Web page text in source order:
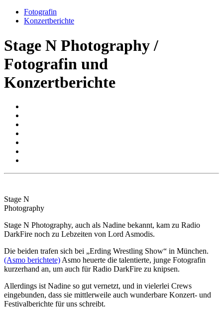
Fotografin
Konzertberichte
Stage N Photography /
Fotografin und
Konzertberichte
Stage N
Photography
Stage N Photography, auch als Nadine bekannt, kam zu Radio
DarkFire noch zu Lebzeiten von Lord Asmodis.
Die beiden trafen sich bei „Erding Wrestling Show“ in München.
(Asmo berichtete) Asmo heuerte die talentierte, junge Fotografin
kurzerhand an, um auch für Radio DarkFire zu knipsen.
Allerdings ist Nadine so gut vernetzt, und in vielerlei Crews
eingebunden, dass sie mittlerweile auch wunderbare Konzert- und
Festivalberichte für uns schreibt.